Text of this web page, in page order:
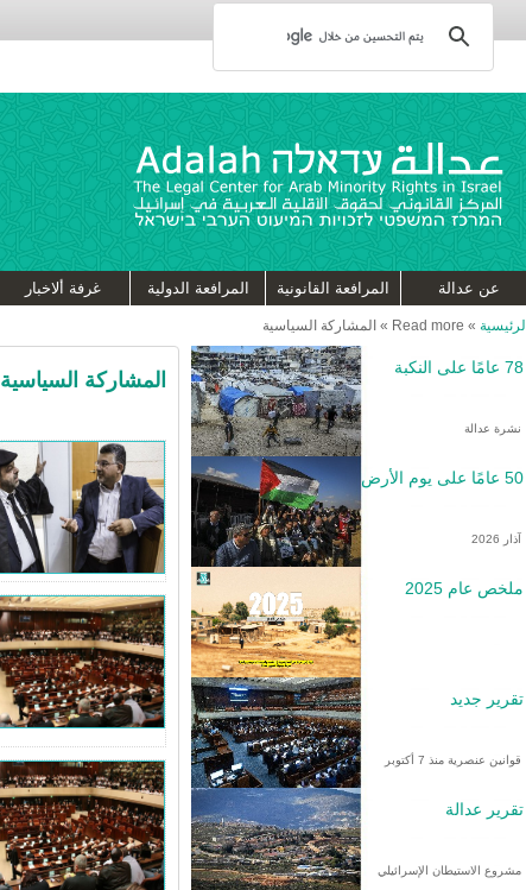
عن عدالة المرافعة القانونية المرافعة الدولية غرفة ألاخبار
الرئيسية »
Read more
» المشاركة السياسية
78 عامًا على النكبة
نشرة عدالة
50 عامًا على يوم الأرض
آذار 2026
ملخص عام 2025
تقرير جديد
قوانين عنصرية منذ 7 أكتوبر
تقرير عدالة
مشروع الاستيطان الإسرائيلي
المشاركة السياسية